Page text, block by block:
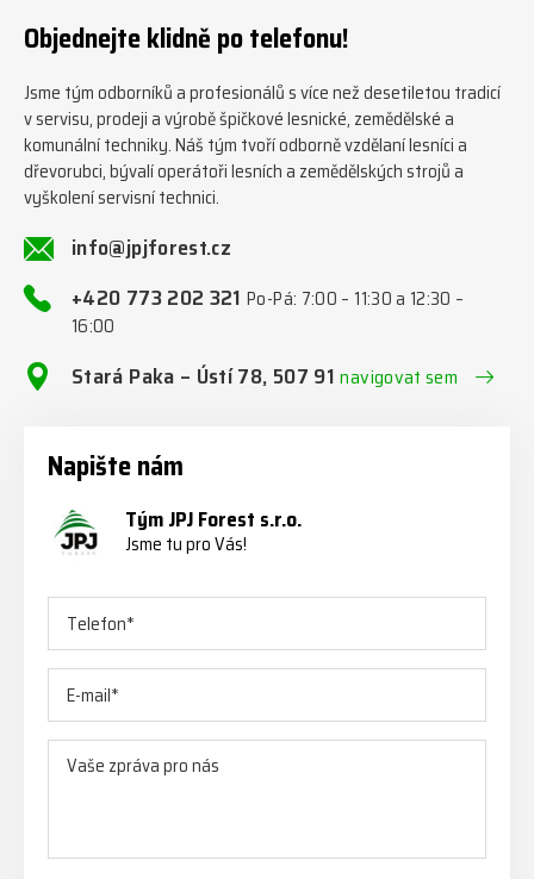
#firewoodproduction
Objednejte klidně po telefonu!
Jsme tým odborníků a profesionálů s více než desetiletou tradicí
v servisu, prodeji a výrobě špičkové lesnické, zemědělské a
komunální techniky. Náš tým tvoří odborně vzdělaní lesníci a
dřevorubci, bývalí operátoři lesních a zemědělských strojů a
vyškolení servisní technici.
info@jpjforest.cz
+420 773 202 321Po-Pá: 7:00 – 11:30 a 12:30 –
16:00
Stará Paka – Ústí 78, 507 91navigovat sem
Napište nám
Tým JPJ Forest s.r.o.
Jsme tu pro Vás!